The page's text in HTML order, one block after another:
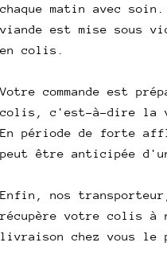
chaque matin avec
viande est mise sous
en colis.
Votre commande est
colis, c'est-à-dire la
En période de forte
peut être anticipée
Enfin, nos transporteur,
récupère votre colis à
livraison chez vous le